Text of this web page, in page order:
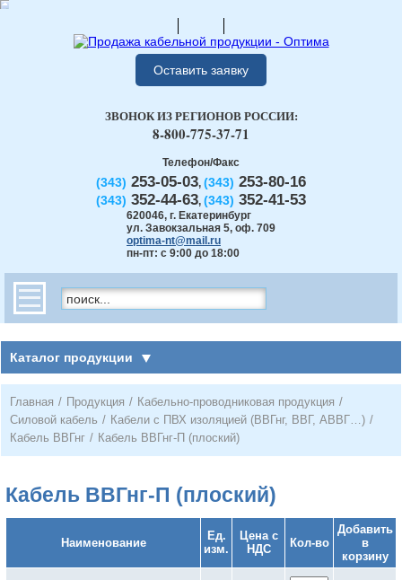
Оставить заявку
Телефон/Факс
(343) 253-05-03, (343) 253-80-16
(343) 352-44-63, (343) 352-41-53
620046, г. Екатеринбург
ул. Завокзальная 5, оф. 709
optima-nt@mail.ru
пн-пт: с 9:00 до 18:00
ЗВОНОК ИЗ РЕГИОНОВ РОССИИ:
8-800-775-37-71
Каталог продукции
Главная / Продукция / Кабельно-проводниковая продукция /
Силовой кабель / Кабели с ПВХ изоляцией (ВВГнг, ВВГ, АВВГ…) /
Кабель ВВГнг / Кабель ВВГнг-П (плоский)
Кабель ВВГнг-П (плоский)
Наименование
Ед.
изм.
Цена с
НДС
Кол-во
Добавить
в
корзину